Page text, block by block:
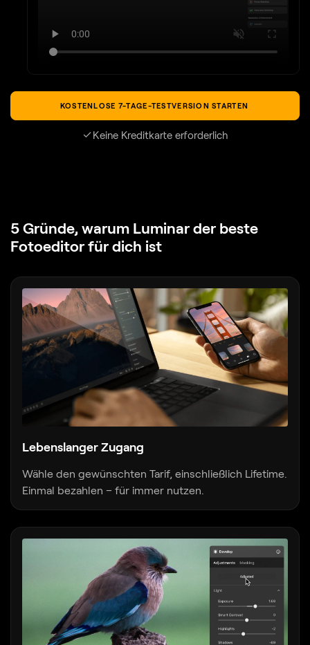
KOSTENLOSE 7-TAGE-TESTVERSION STARTEN
Keine Kreditkarte erforderlich
5 Gründe, warum Luminarder beste
Fotoeditor für dich ist
Lebenslanger Zugang
Wähle den gewünschten Tarif, einschließlich Lifetime.
Einmal bezahlen – für immer nutzen.